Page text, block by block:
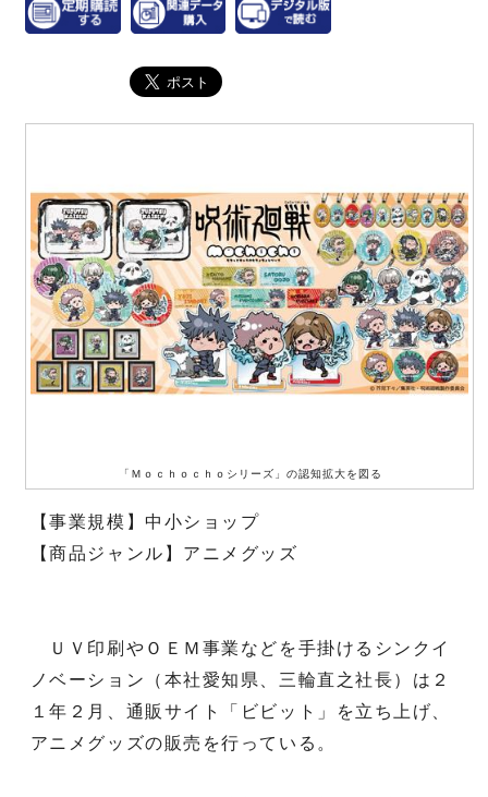
「Ｍｏｃｈｏｃｈｏシリーズ」の認知拡大を図る
【事業規模】中小ショップ
【商品ジャンル】アニメグッズ
ＵＶ印刷やＯＥＭ事業などを手掛けるシンクイ
ノベーション（本社愛知県、三輪直之社長）は２
１年２月、通販サイト「ビビット」を立ち上げ、
アニメグッズの販売を行っている。